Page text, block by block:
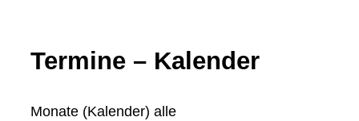
Termine – Kalender
Monate (Kalender) alle